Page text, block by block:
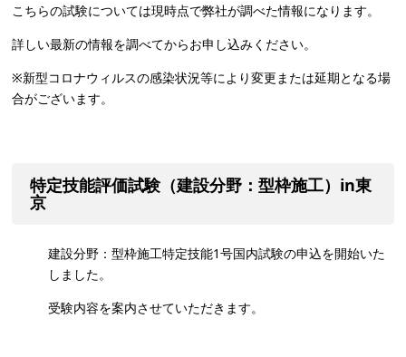
こちらの試験については現時点で弊社が調べた情報になります。
詳しい最新の情報を調べてからお申し込みください。
※新型コロナウィルスの感染状況等により変更または延期となる場
合がございます。
特定技能評価試験（建設分野：型枠施工）in東
京
建設分野：型枠施工特定技能1号国内試験の申込を開始いた
しました。
受験内容を案内させていただきます。